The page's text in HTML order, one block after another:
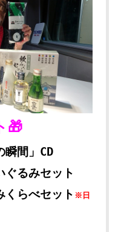
🎁
間」CD
ぐるみセット
くらべセット ※日